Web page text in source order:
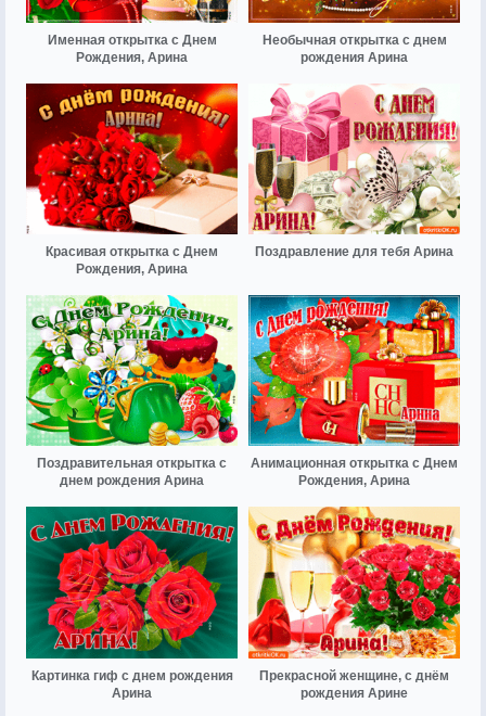
Именная открытка с Днем
Рождения, Арина
Необычная открытка с днем
рождения Арина
Красивая открытка с Днем
Рождения, Арина
Поздравление для тебя Арина
Поздравительная открытка с
днем рождения Арина
Анимационная открытка с Днем
Рождения, Арина
Картинка гиф с днем рождения
Арина
Прекрасной женщине, с днём
рождения Арине